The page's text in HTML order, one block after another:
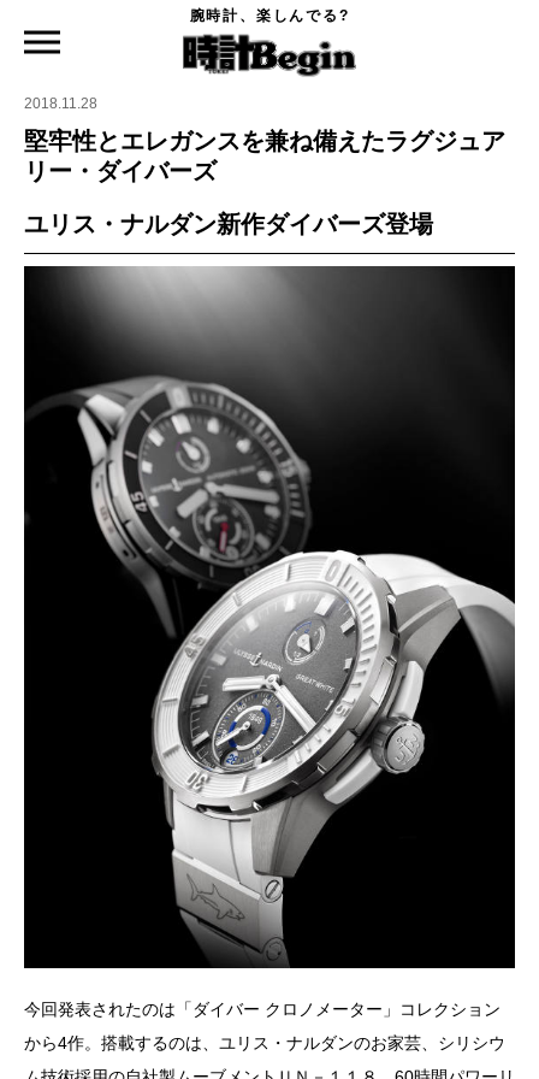
腕時計、楽しんでる?
堅牢性とエレガンスを兼ね備えたラグジュアリー・ダイバーズ
2018.11.28
堅牢性とエレガンスを兼ね備えたラグジュア
リー・ダイバーズ
ユリス・ナルダン新作ダイバーズ登場
今回発表されたのは「ダイバー クロノメーター」コレクション
から4作。搭載するのは、ユリス・ナルダンのお家芸、シリシウ